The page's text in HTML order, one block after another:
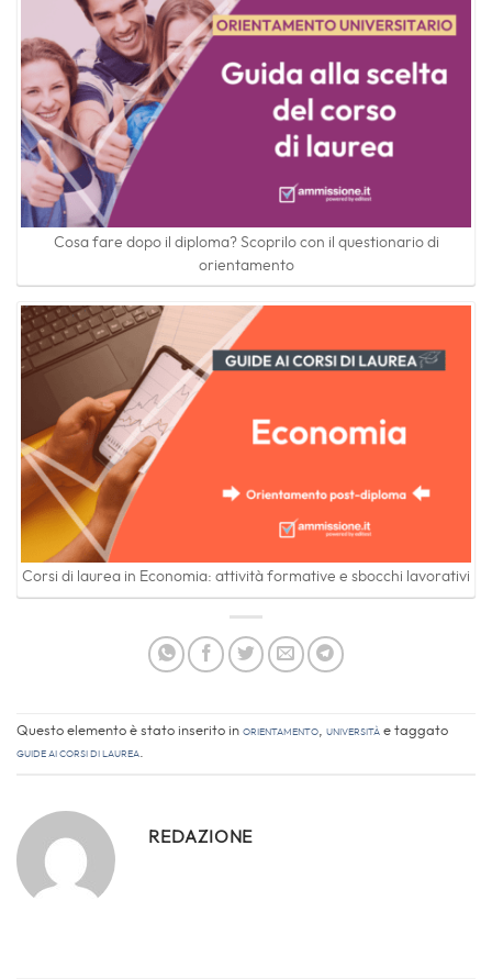
Cosa fare dopo il diploma? Scoprilo con il questionario di
orientamento
Corsi di laurea in Economia: attività formative e sbocchi lavorativi
Questo elemento è stato inserito in Orientamento, Università e taggato
Guide ai Corsi di Laurea.
REDAZIONE